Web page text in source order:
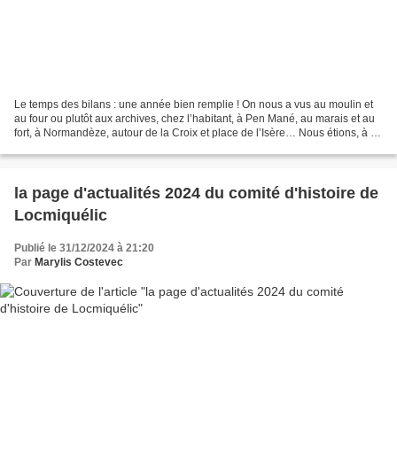
Le temps des bilans : une année bien remplie ! On nous a vus au moulin et
au four ou plutôt aux archives, chez l’habitant, à Pen Mané, au marais et au
fort, à Normandèze, autour de la Croix et place de l’Isère… Nous étions, à la
la page d'actualités 2024 du comité d'histoire de
Locmiquélic
Publié le 31/12/2024 à 21:20
Par Marylis Costevec